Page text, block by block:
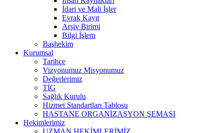
İdari ve Mali İşler
Evrak Kayıt
Arşiv Birimi
Bilgi İşlem
Başhekim
Kurumsal
Tarihçe
Vizyonumuz Misyonumuz
Değerlerimiz
TİG
Sağlık Kurulu
Hizmet Standartları Tablosu
HASTANE ORGANİZASYON ŞEMASI
Hekimlerimiz
UZMAN HEKİMLERİMİZ